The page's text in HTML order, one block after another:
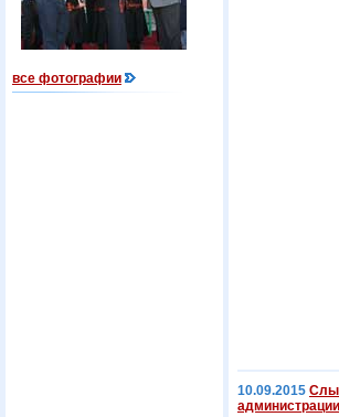
все фотографии
10.09.2015